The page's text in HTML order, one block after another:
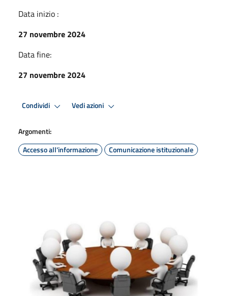
Data inizio :
27 novembre 2024
Data fine:
27 novembre 2024
Condividi Vedi azioni
Argomenti:
Accesso all'informazione
Comunicazione istituzionale